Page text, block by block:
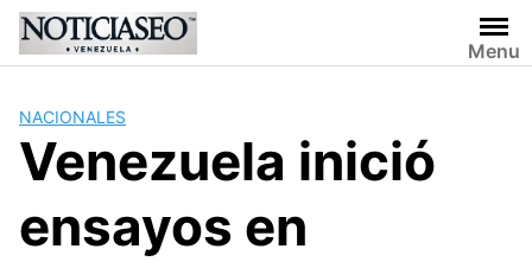
Skip
content
Menu
NACIONALES
Venezuela inició
ensayos en